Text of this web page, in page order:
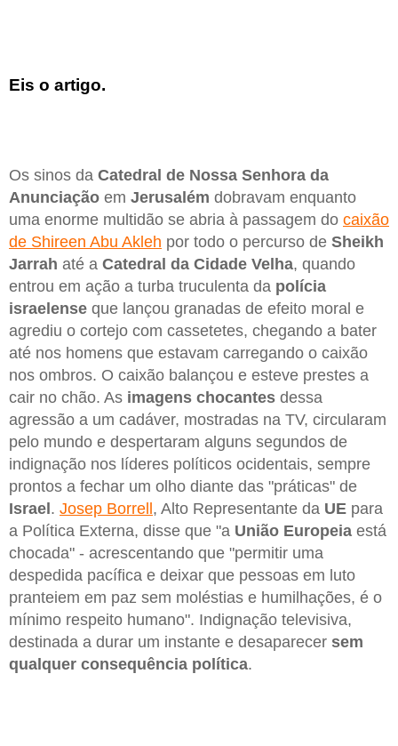
Eis o artigo.
Os sinos da Catedral de Nossa Senhora da
Anunciação em Jerusalém dobravam enquanto
uma enorme multidão se abria à passagem do caixão
de Shireen Abu Akleh por todo o percurso de Sheikh
Jarrah até a Catedral da Cidade Velha, quando
entrou em ação a turba truculenta da polícia
israelense que lançou granadas de efeito moral e
agrediu o cortejo com cassetetes, chegando a bater
até nos homens que estavam carregando o caixão
nos ombros. O caixão balançou e esteve prestes a
cair no chão. As imagens chocantes dessa
agressão a um cadáver, mostradas na TV, circularam
pelo mundo e despertaram alguns segundos de
indignação nos líderes políticos ocidentais, sempre
prontos a fechar um olho diante das "práticas" de
Israel . Josep Borrell , Alto Representante da UE para
a Política Externa, disse que "a União Europeia está
chocada" - acrescentando que "permitir uma
despedida pacífica e deixar que pessoas em luto
pranteiem em paz sem moléstias e humilhações, é o
mínimo respeito humano". Indignação televisiva,
destinada a durar um instante e desaparecer sem
qualquer consequência política.